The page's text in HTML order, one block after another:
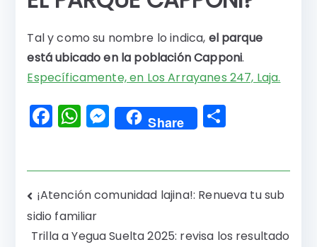
Tal y como su nombre lo indica, el parque
está ubicado en la población Capponi.
Específicamente, en Los Arrayanes 247, Laja.
F
a
e
b
o
W
h
ts
A
p
M
e
s
e
n
Share
p
a
rti
Navegación
de
¡Atención comunidad lajina!: Renueva tu sub
sidio familiar
Trilla a Yegua Suelta 2025: revisa los resultado